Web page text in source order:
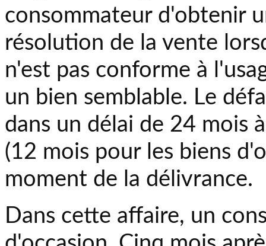
consommateur d'obtenir
résolution de la vente
n'est pas conforme à
un bien semblable. Le
dans un délai de 24 mois
(12 mois pour les biens
moment de la délivrance.
Dans cette affaire, un